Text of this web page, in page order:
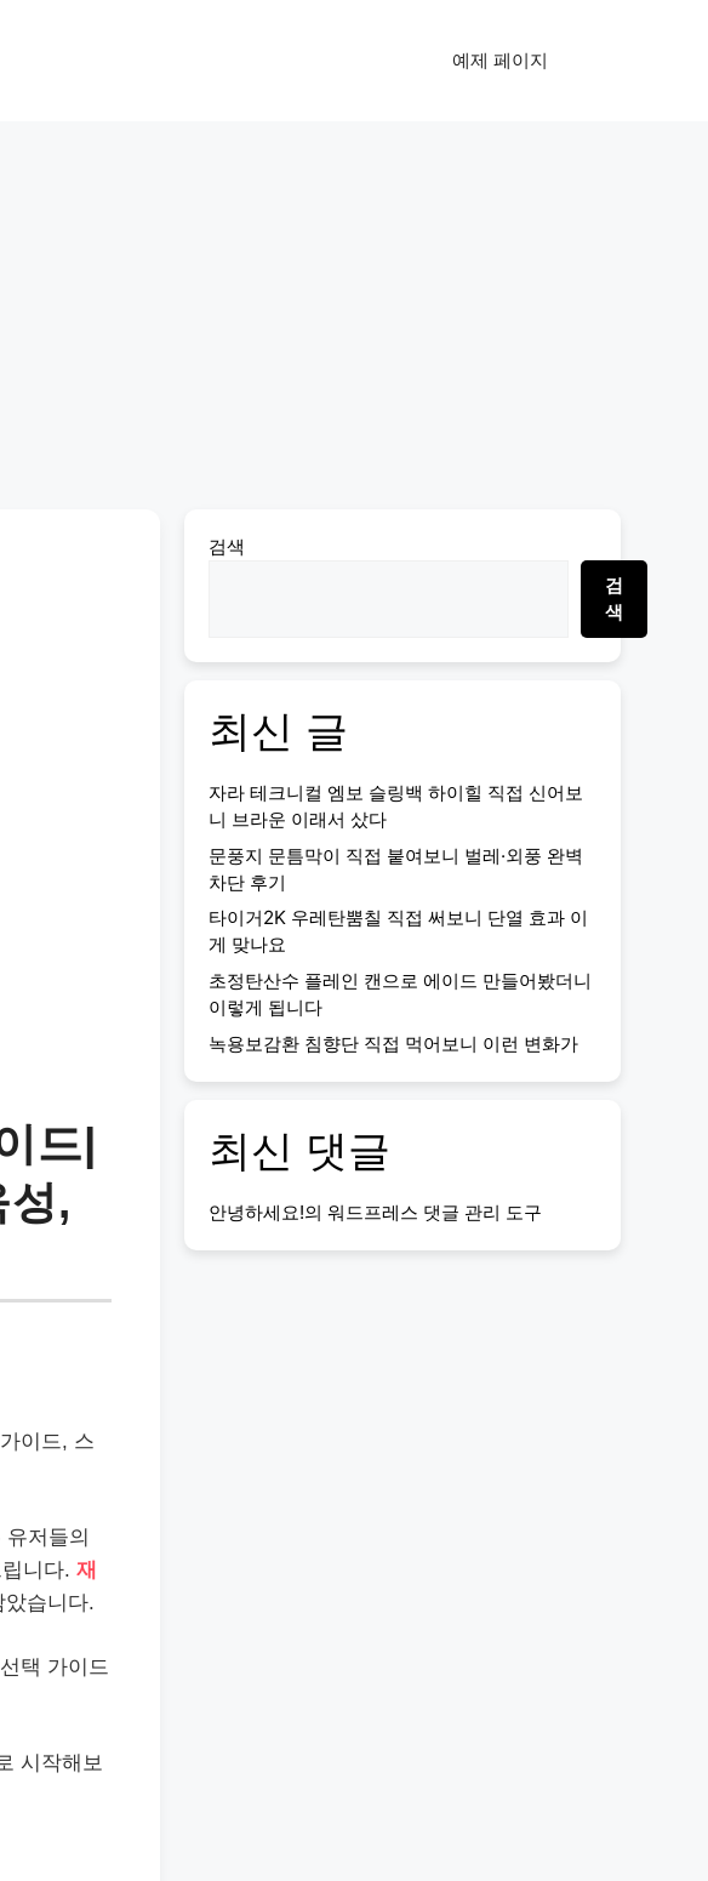
예제 페이지
드|
,
이드, 스
저들의
니다. 재
습니다.
선택 가이드
시작해보
검색
검
색
최신 글
자라 테크니컬 엠보 슬링백 하이힐 직접 신어보
니 브라운 이래서 샀다
문풍지 문틈막이 직접 붙여보니 벌레·외풍 완벽
차단 후기
타이거2K 우레탄뿜칠 직접 써보니 단열 효과 이
게 맞나요
초정탄산수 플레인 캔으로 에이드 만들어봤더니
이렇게 됩니다
녹용보감환 침향단 직접 먹어보니 이런 변화가
최신 댓글
안녕하세요!의 워드프레스 댓글 관리 도구